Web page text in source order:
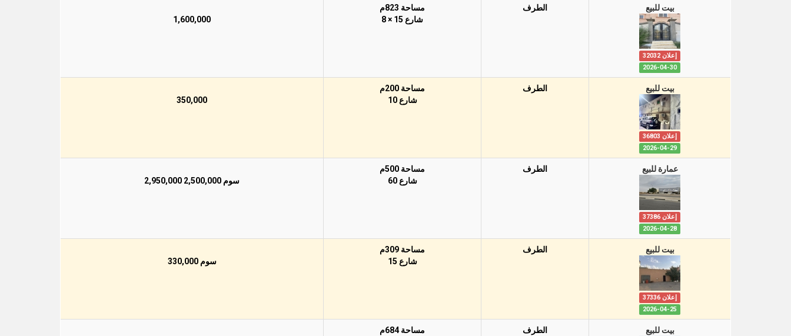
بيت للبيع
إعلان 32032
2026-04-30
الطرف
مساحة 823م
شارع 15 × 8
1,600,000
بيت للبيع
إعلان 36803
2026-04-29
الطرف
مساحة 200م
شارع 10
350,000
عمارة للبيع
إعلان 37386
2026-04-28
الطرف
مساحة 500م
شارع 60
سوم 2,500,000 2,950,000
بيت للبيع
إعلان 37336
2026-04-25
الطرف
مساحة 309م
شارع 15
سوم 330,000
بيت للبيع الطرف
مساحة 684م